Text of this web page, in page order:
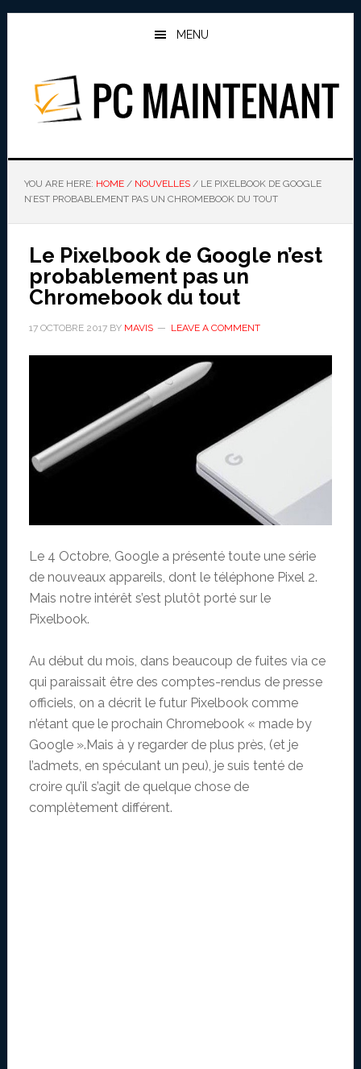
Skip
Skip
MENU
PC MAINTENANT
YOU ARE HERE: HOME / NOUVELLES /LE PIXELBOOK DE GOOGLE
N’EST PROBABLEMENT PAS UN CHROMEBOOK DU TOUT
Le Pixelbook de Google n’est
probablement pas un
Chromebook du tout
17 OCTOBRE 2017BY MAVIS LEAVE A COMMENT
Le 4 Octobre, Google a présenté toute une série
de nouveaux appareils, dont le téléphone Pixel 2.
Mais notre intérêt s’est plutôt porté sur le
Pixelbook.
Au début du mois, dans beaucoup de fuites via ce
qui paraissait être des comptes-rendus de presse
officiels, on a décrit le futur Pixelbook comme
n’étant que le prochain Chromebook « made by
Google ».Mais à y regarder de plus près, (et je
l’admets, en spéculant un peu), je suis tenté de
croire qu’il s’agit de quelque chose de
complètement différent.